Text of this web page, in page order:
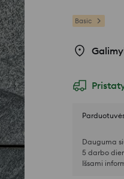
Basic
Dauguma
5 darbo
Išsami